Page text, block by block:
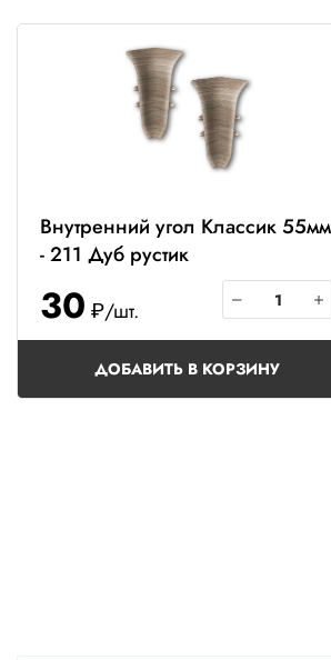
Внутренний угол Классик 55мм
- 211 Дуб рустик
30 ₽/шт.
ДОБАВИТЬ В КОРЗИНУ